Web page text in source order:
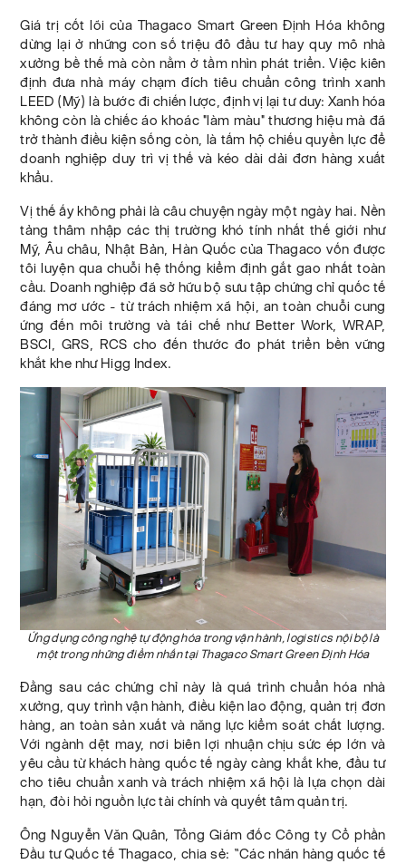
Giá trị cốt lõi của Thagaco Smart Green Định Hóa không
dừng lại ở những con số triệu đô đầu tư hay quy mô nhà
xưởng bề thế mà còn nằm ở tầm nhìn phát triển. Việc kiên
định đưa nhà máy chạm đích tiêu chuẩn công trình xanh
LEED (Mỹ) là bước đi chiến lược, định vị lại tư duy: Xanh hóa
không còn là chiếc áo khoác "làm màu" thương hiệu mà đã
trở thành điều kiện sống còn, là tấm hộ chiếu quyền lực để
doanh nghiệp duy trì vị thế và kéo dài dải đơn hàng xuất
khẩu.
Vị thế ấy không phải là câu chuyện ngày một ngày hai. Nền
tảng thâm nhập các thị trường khó tính nhất thế giới như
Mỹ, Âu châu, Nhật Bản, Hàn Quốc của Thagaco vốn được
tôi luyện qua chuỗi hệ thống kiểm định gắt gao nhất toàn
cầu. Doanh nghiệp đã sở hữu bộ sưu tập chứng chỉ quốc tế
đáng mơ ước - từ trách nhiệm xã hội, an toàn chuỗi cung
ứng đến môi trường và tái chế như Better Work, WRAP,
BSCI, GRS, RCS cho đến thước đo phát triển bền vững
khắt khe như Higg Index.
Ứng dụng công nghệ tự động hóa trong vận hành, logistics nội bộ là
một trong những điểm nhấn tại Thagaco Smart Green Định Hóa
Đằng sau các chứng chỉ này là quá trình chuẩn hóa nhà
xưởng, quy trình vận hành, điều kiện lao động, quản trị đơn
hàng, an toàn sản xuất và năng lực kiểm soát chất lượng.
Với ngành dệt may, nơi biên lợi nhuận chịu sức ép lớn và
yêu cầu từ khách hàng quốc tế ngày càng khắt khe, đầu tư
cho tiêu chuẩn xanh và trách nhiệm xã hội là lựa chọn dài
hạn, đòi hỏi nguồn lực tài chính và quyết tâm quản trị.
Ông Nguyễn Văn Quân, Tổng Giám đốc Công ty Cổ phần
Đầu tư Quốc tế Thagaco, chia sẻ: “Các nhãn hàng quốc tế